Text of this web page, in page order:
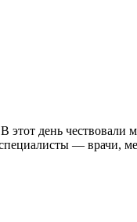
день чествовали
— врачи,